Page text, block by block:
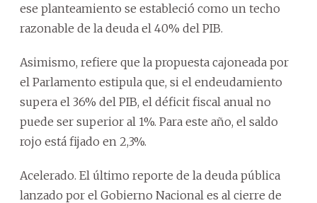
ese planteamiento se estableció como un techo
razonable de la deuda el 40% del PIB.
Asimismo, refiere que la propuesta cajoneada por
el Parlamento estipula que, si el endeudamiento
supera el 36% del PIB, el déficit fiscal anual no
puede ser superior al 1%. Para este año, el saldo
rojo está fijado en 2,3%.
Acelerado. El último reporte de la deuda pública
lanzado por el Gobierno Nacional es al cierre de